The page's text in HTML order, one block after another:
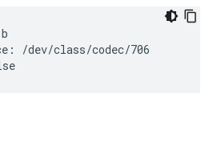
/dev/class/codec/706